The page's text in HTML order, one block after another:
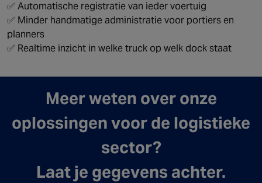
✅ Automatische registratie van ieder voertuig
✅ Minder handmatige administratie voor portiers en
planners
✅ Realtime inzicht in welke truck op welk dock staat
Meer weten over onze
oplossingen voor de logistieke
sector?
Laat je gegevens achter.